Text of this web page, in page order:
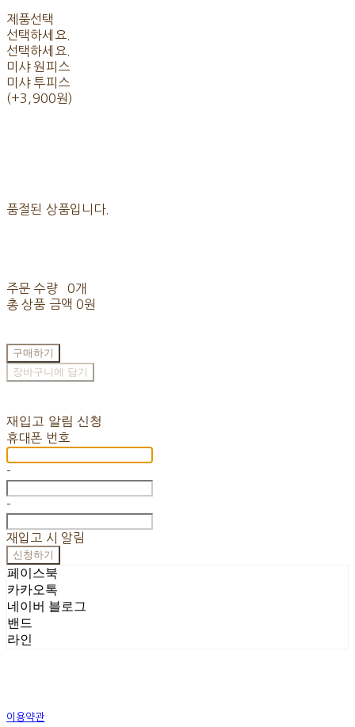
제품선택
선택하세요.
선택하세요.
미샤 원피스
미샤 투피스
(+3,900원)
품절된 상품입니다.
주문 수량
0개
총 상품 금액 0원
구매하기
장바구니에 담기
재입고 알림 신청
휴대폰 번호
-
-
재입고 시 알림
신청하기
페이스북
카카오톡
네이버 블로그
밴드
라인
이용약관